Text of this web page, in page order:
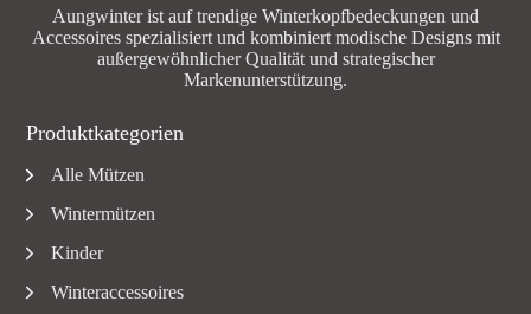
Aungwinter ist auf trendige Winterkopfbedeckungen und
Accessoires spezialisiert und kombiniert modische Designs mit
außergewöhnlicher Qualität und strategischer
Markenunterstützung.
Produktkategorien
Alle Mützen
Wintermützen
Kinder
Winteraccessoires